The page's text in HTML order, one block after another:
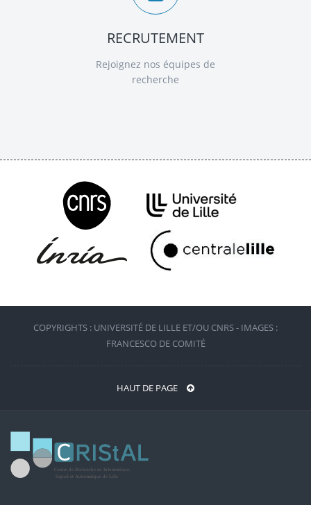
RECRUTEMENT
Rejoignez nos équipes de
recherche
COPYRIGHTS : UNIVERSITÉ DE LILLE ET/OU CNRS - IMAGES :
FRANCESCO DE COMITÉ
HAUT DE PAGE